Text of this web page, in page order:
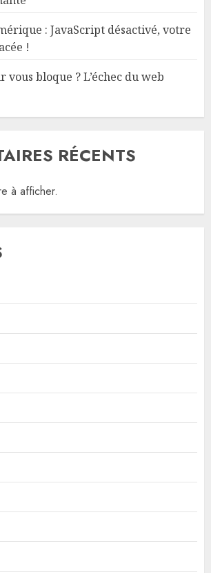
: JavaScript désactivé, votre
!
bloque ? L’échec du web
RÉCENTS
à afficher.